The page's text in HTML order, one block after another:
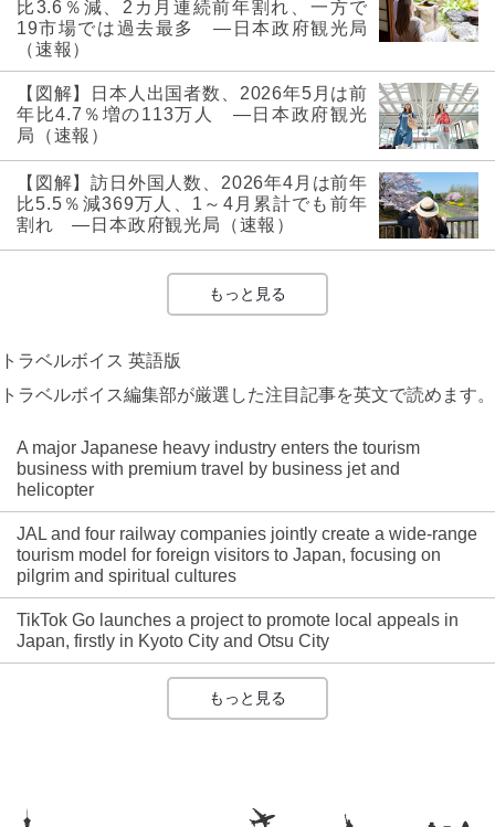
比3.6％減、2カ月連続前年割れ、一方で
19市場では過去最多 ―日本政府観光局
（速報）
【図解】日本人出国者数、2026年5月は前
年比4.7％増の113万人 ―日本政府観光
局（速報）
【図解】訪日外国人数、2026年4月は前年
比5.5％減369万人、1～4月累計でも前年
割れ ―日本政府観光局（速報）
もっと見る
トラベルボイス 英語版
トラベルボイス編集部が厳選した注目記事を英文で読めます。
A major Japanese heavy industry enters the tourism
business with premium travel by business jet and
helicopter
JAL and four railway companies jointly create a wide-range
tourism model for foreign visitors to Japan, focusing on
pilgrim and spiritual cultures
TikTok Go launches a project to promote local appeals in
Japan, firstly in Kyoto City and Otsu City
もっと見る